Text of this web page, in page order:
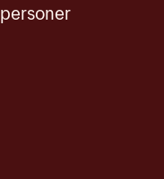
personer